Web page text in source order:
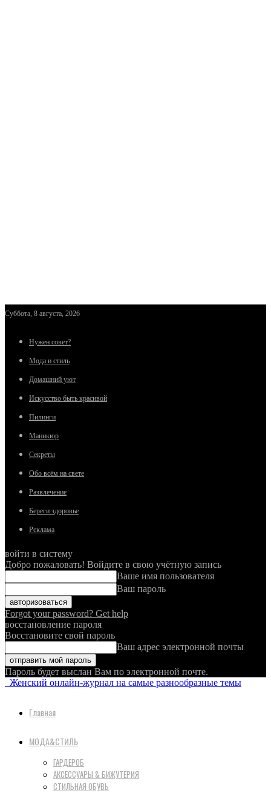
Суббота, 8 августа, 2026
Нужен совет?
Мода и стиль
Домашний уют
Искусство быть красивой
Пилинги
Маникюр
Секреты
Обо всём на свете
Развлечение
Береги здоровье
Реклама
войти в систему
Добро пожаловать! Войдите в свою учётную запись
Ваше имя пользователя
Ваш пароль
Forgot your password? Get help
восстановление пароля
Восстановите свой пароль
Ваш адрес электронной почты
Пароль будет выслан Вам по электронной почте.
Женский онлайн-журнал на самые разнообразные темы
Главная
МОДА&СТИЛЬ
ГАРДЕРОБ
АКСЕССУАРЫ & БИЖУТЕРИЯ
СТИЛЬНАЯ ОБУВЬ